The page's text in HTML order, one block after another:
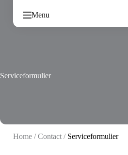
inhoud
Menu
Serviceformulier
Home/Contact/ Serviceformulier